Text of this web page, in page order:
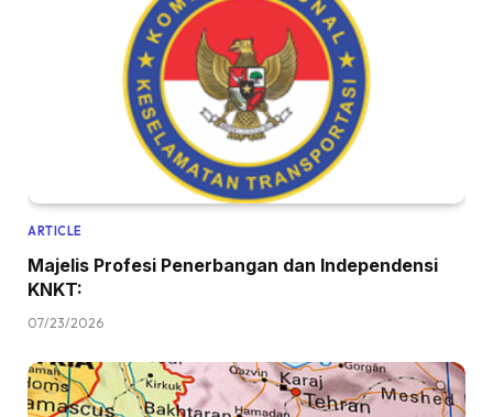
ARTICLE
Majelis Profesi Penerbangan dan Independensi
KNKT:
07/23/2026